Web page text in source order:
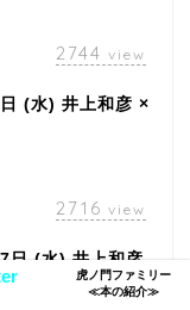
2744 view
(水) 井上和彦 ×
2716 view
日 (水) 井上和彦
虎ノ門ファミリー
≪本の紹介≫